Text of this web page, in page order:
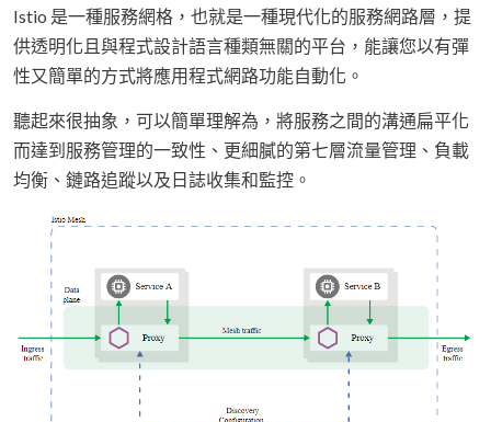
Istio 是一種服務網格，也就是一種現代化的服務網路層，提
供透明化且與程式設計語言種類無關的平台，能讓您以有彈
性又簡單的方式將應用程式網路功能自動化。
聽起來很抽象，可以簡單理解為，將服務之間的溝通扁平化
而達到服務管理的一致性、更細膩的第七層流量管理、負載
均衡、鏈路追蹤以及日誌收集和監控。